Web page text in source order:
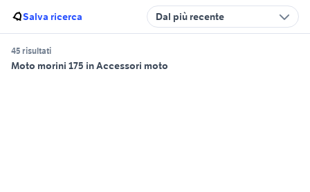
Salva ricerca Dal più recente
45 risultati
Moto morini 175 in Accessori moto